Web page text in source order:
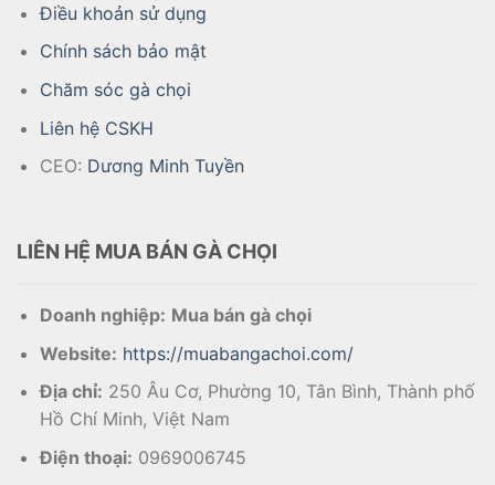
Điều khoản sử dụng
Chính sách bảo mật
Chăm sóc gà chọi
Liên hệ CSKH
CEO: Dương Minh Tuyền
LIÊN HỆ MUA BÁN GÀ CHỌI
Doanh nghiệp: Mua bán gà chọi
Website: https://muabangachoi.com/
Địa chỉ: 250 Âu Cơ, Phường 10, Tân Bình, Thành phố
Hồ Chí Minh, Việt Nam
Điện thoại: 0969006745